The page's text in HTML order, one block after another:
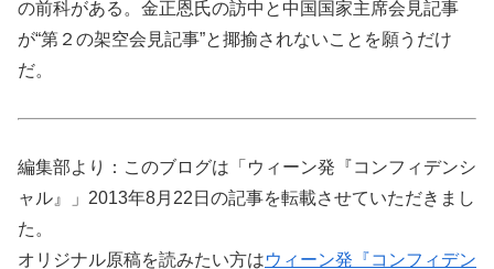
の前科がある。金正恩氏の訪中と中国国家主席会見記事
が“第２の架空会見記事”と揶揄されないことを願うだけ
だ。
編集部より：このブログは「ウィーン発『コンフィデンシ
ャル』」2013年8月22日の記事を転載させていただきまし
た。
オリジナル原稿を読みたい方はウィーン発『コンフィデン